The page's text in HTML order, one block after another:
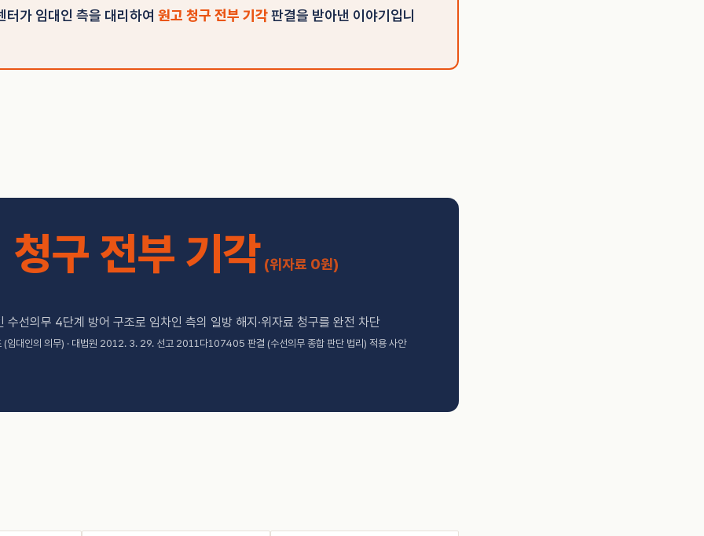
터가 임대인 측을 대리하여 원고 청구 전부 기각판결을 받아낸 이야기입니
청구 전부 기각 (위자료 0원)
수선의무 4단계 방어 구조로 임차인 측의 일방 해지·위자료 청구를 완전 차단
(임대인의 의무) · 대법원 2012. 3. 29. 선고 2011다107405 판결 (수선의무 종합 판단 법리) 적용 사안